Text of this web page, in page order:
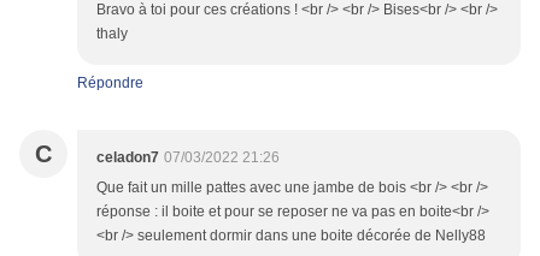
Bravo à toi pour ces créations ! <br /> <br /> Bises<br /> <br />
thaly
Répondre
C celadon7 07/03/2022 21:26
Que fait un mille pattes avec une jambe de bois <br /> <br />
réponse : il boite et pour se reposer ne va pas en boite<br />
<br /> seulement dormir dans une boite décorée de Nelly88